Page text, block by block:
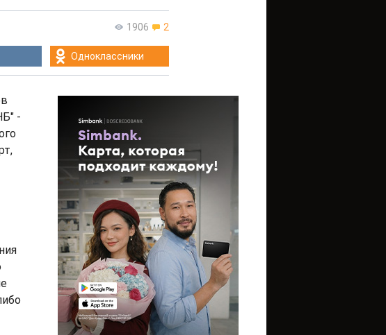
1906 2
Одноклассники
-